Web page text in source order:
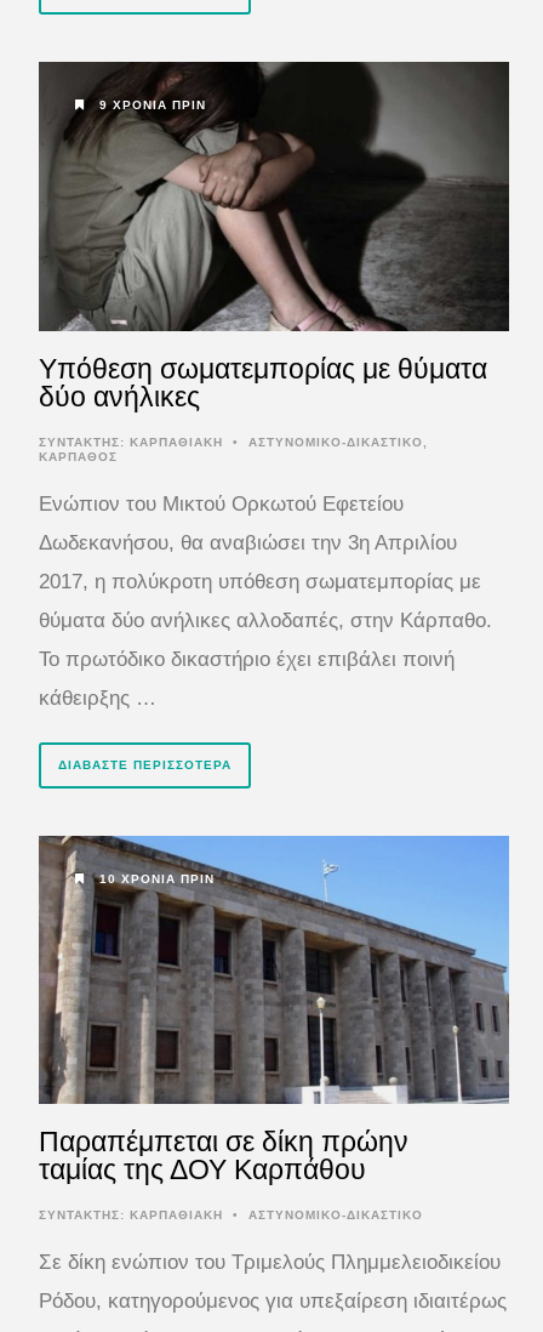
9 ΧΡΌΝΙΑ ΠΡΙΝ
Υπόθεση σωματεμπορίας με θύματα
δύο ανήλικες
ΣΥΝΤΆΚΤΗΣ: ΚΑΡΠΑΘΙΑΚΗ • ΑΣΤΥΝΟΜΙΚΟ-ΔΙΚΑΣΤΙΚΟ
ΚΑΡΠΑΘΟΣ
Ενώπιον του Μικτού Ορκωτού Εφετείου
Δωδεκανήσου, θα αναβιώσει την 3η Απριλίου
2017, η πολύκροτη υπόθεση σωματεμπορίας με
θύματα δύο ανήλικες αλλοδαπές, στην Κάρπαθο.
Το πρωτόδικο δικαστήριο έχει επιβάλει ποινή
κάθειρξης …
ΔΙΑΒΆΣΤΕ ΠΕΡΙΣΣΌΤΕΡΑ
10 ΧΡΌΝΙΑ ΠΡΙΝ
Παραπέμπεται σε δίκη πρώην
ταμίας της ΔΟΥ Καρπάθου
ΣΥΝΤΆΚΤΗΣ: ΚΑΡΠΑΘΙΑΚΗ • ΑΣΤΥΝΟΜΙΚΟ-ΔΙΚΑΣΤΙΚΟ
Σε δίκη ενώπιον του Τριμελούς Πλημμελειοδικείου
Ρόδου, κατηγορούμενος για υπεξαίρεση ιδιαιτέρως